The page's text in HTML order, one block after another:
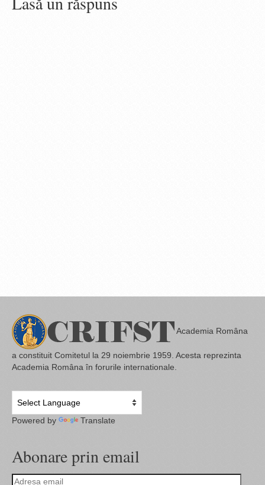
Academia Româna
a constituit Comitetul la 29 noiembrie 1959. Acesta reprezinta
Academia Româna în forurile internationale.
Powered by Translate
Abonare prin email
Adresa